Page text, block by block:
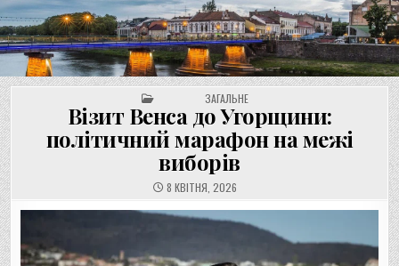
Перейти
до
вмісту
UNGVAR.UZ.UA
POSTED INЗАГАЛЬНЕ
Візит Венса до Угорщини:
політичний марафон на межі
виборів
8 КВІТНЯ, 2026